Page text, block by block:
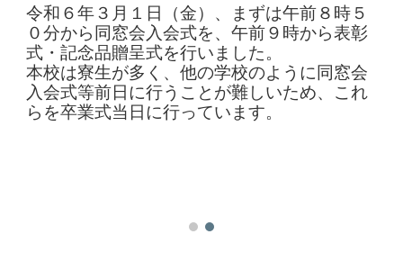
令和６年３月１日（金）、まずは午前８時５
０分から同窓会入会式を、午前９時から表彰
式・記念品贈呈式を行いました。
本校は寮生が多く、他の学校のように同窓会
入会式等前日に行うことが難しいため、これ
らを卒業式当日に行っています。